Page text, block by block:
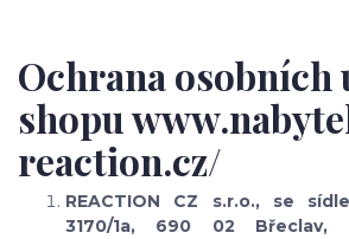
Ochrana osobních
shopu
reaction.cz/
REACTION CZ s.r.o., se
3170/1a, 690 02 Břeclav,